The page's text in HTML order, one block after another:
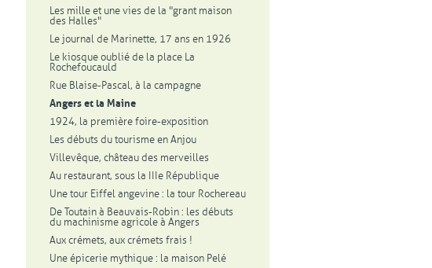
Les mille et une vies de la "grant maison
des Halles"
Le journal de Marinette, 17 ans en 1926
Le kiosque oublié de la place La
Rochefoucauld
Rue Blaise-Pascal, à la campagne
Angers et la Maine
1924, la première foire-exposition
Les débuts du tourisme en Anjou
Villevêque, château des merveilles
Au restaurant, sous la IIIe République
Une tour Eiffel angevine : la tour Rochereau
De Toutain à Beauvais-Robin : les débuts
du machinisme agricole à Angers
Aux crémets, aux crémets frais !
Une épicerie mythique : la maison Pelé